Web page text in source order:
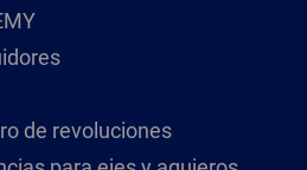
de revoluciones